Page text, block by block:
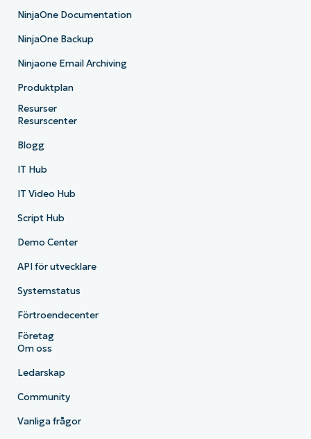
NinjaOne Documentation
NinjaOne Backup
Ninjaone Email Archiving
Produktplan
Resurser
Resurscenter
Blogg
IT Hub
IT Video Hub
Script Hub
Demo Center
API för utvecklare
Systemstatus
Förtroendecenter
Företag
Om oss
Ledarskap
Community
Vanliga frågor